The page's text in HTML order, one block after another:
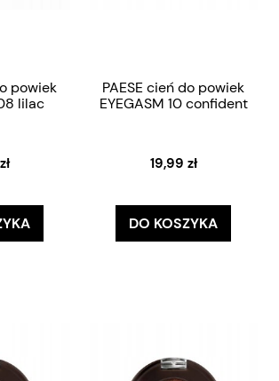
powiek
lilac
PAESE cień do powiek
EYEGASM 10 confident
19,99 zł
DO KOSZYKA